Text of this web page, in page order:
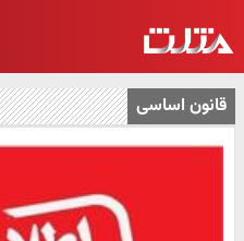
قانون اساسی